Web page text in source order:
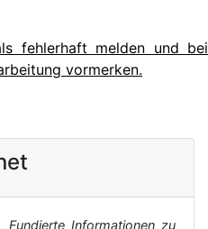
fehlerhaft melden und bei
vormerken.
Fundierte Informationen zu